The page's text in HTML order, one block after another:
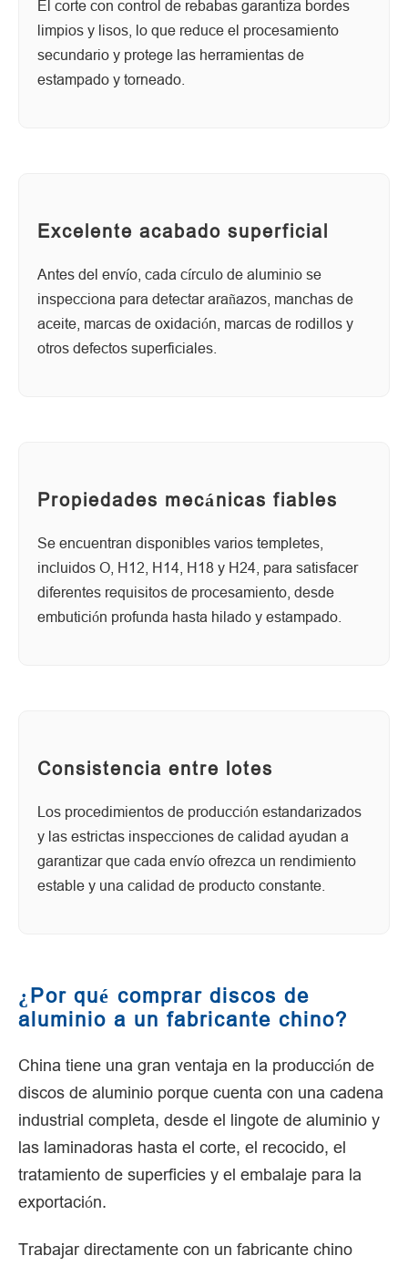
El corte con control de rebabas garantiza bordes
limpios y lisos, lo que reduce el procesamiento
secundario y protege las herramientas de
estampado y torneado.
Excelente acabado superficial
Antes del envío, cada círculo de aluminio se
inspecciona para detectar arañazos, manchas de
aceite, marcas de oxidación, marcas de rodillos y
otros defectos superficiales.
Propiedades mecánicas fiables
Se encuentran disponibles varios templetes,
incluidos O, H12, H14, H18 y H24, para satisfacer
diferentes requisitos de procesamiento, desde
embutición profunda hasta hilado y estampado.
Consistencia entre lotes
Los procedimientos de producción estandarizados
y las estrictas inspecciones de calidad ayudan a
garantizar que cada envío ofrezca un rendimiento
estable y una calidad de producto constante.
¿Por qué comprar discos de
aluminio a un fabricante chino?
China tiene una gran ventaja en la producción de
discos de aluminio porque cuenta con una cadena
industrial completa, desde el lingote de aluminio y
las laminadoras hasta el corte, el recocido, el
tratamiento de superficies y el embalaje para la
exportación.
Trabajar directamente con un fabricante chino